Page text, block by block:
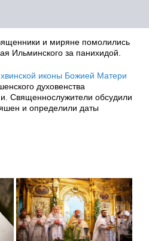
и миряне помолились
Ильминского за панихидой.
иконы Божией Матери
духовенства
Священнослужители обсудили
и определили даты